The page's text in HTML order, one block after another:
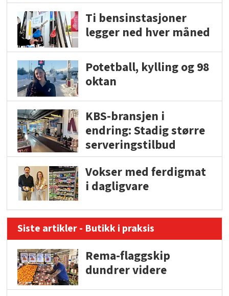
Ti bensinstasjoner
legger ned hver måned
Potetball, kylling og 98
oktan
KBS-bransjen i
endring: Stadig større
serveringstilbud
Vokser med ferdigmat
i dagligvare
Siste artikler - Butikk i praksis
Rema-flaggskip
dundrer videre